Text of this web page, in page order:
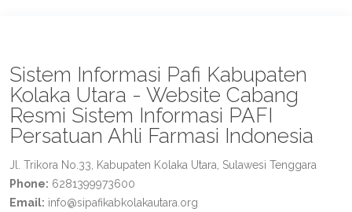
Sistem Informasi Pafi Kabupaten
Kolaka Utara - Website Cabang
Resmi Sistem Informasi PAFI
Persatuan Ahli Farmasi Indonesia
Jl. Trikora No.33, Kabupaten Kolaka Utara, Sulawesi Tenggara
Phone: 6281399973600
Email: info@sipafikabkolakautara.org